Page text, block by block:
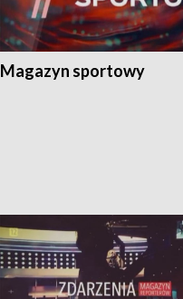
Magazyn sportowy